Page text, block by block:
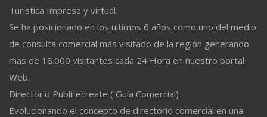
Turistica Impresa y virtual.
Se ha posicionado en los últimos 6 años como uno del medio
de consulta comercial más visitado de la región generando
mas de 18.000 visitantes cada 24 Hora en nuestro portal
Web.
Directorio Publirecreate ( Guía Comercial)
Evolucionando el concepto de directorio comercial en una